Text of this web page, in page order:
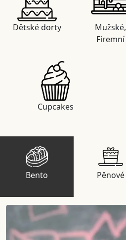
Dětské dorty
Mužské,
Firemní
Cupcakes
Bento Pěnové